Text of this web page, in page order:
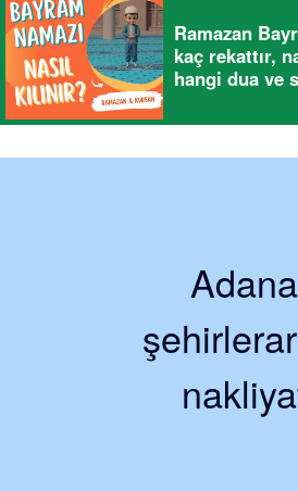
Ramazan
kaç rekattır,
hangi dua ve
Adana